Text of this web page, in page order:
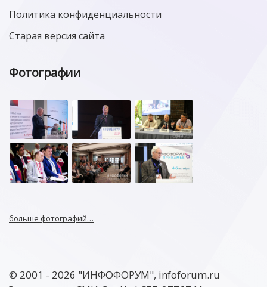
Политика конфиденциальности
Старая версия сайта
Фотографии
больше фотографий…
© 2001 - 2026 "ИНФОФОРУМ", infoforum.ru